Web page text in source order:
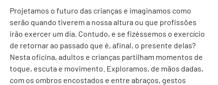
Projetamos o futuro das crianças e imaginamos como
serão quando tiverem a nossa altura ou que profissões
irão exercer um dia. Contudo, e se fizéssemos o exercício
de retornar ao passado que é, afinal, o presente delas?
Nesta oficina, adultos e crianças partilham momentos de
toque, escuta e movimento. Exploramos, de mãos dadas,
com os ombros encostados e entre abraços, gestos